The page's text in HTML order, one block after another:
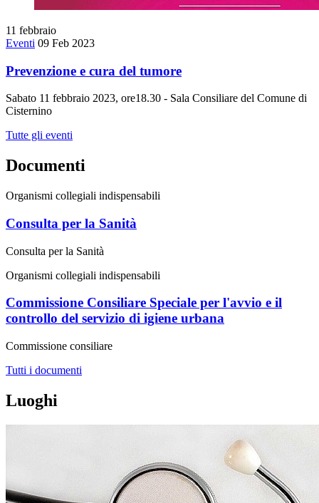
11 febbraio
Eventi 09 Feb 2023
Prevenzione e cura del tumore
Sabato 11 febbraio 2023, ore18.30 - Sala Consiliare del Comune di
Cisternino
Tutte gli eventi
Documenti
Organismi collegiali indispensabili
Consulta per la Sanità
Consulta per la Sanità
Organismi collegiali indispensabili
Commissione Consiliare Speciale per l'avvio e il
controllo del servizio di igiene urbana
Commissione consiliare
Tutti i documenti
Luoghi